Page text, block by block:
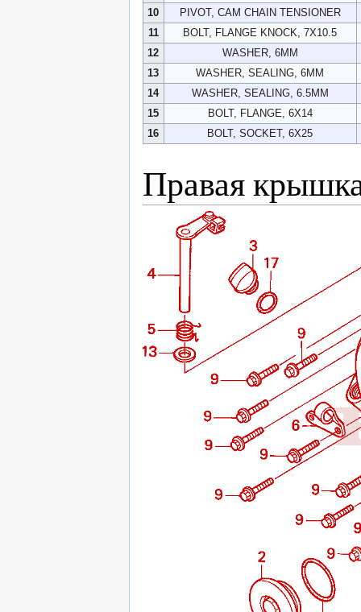
10
PIVOT, CAM CHAIN TENSIONER
11
BOLT, FLANGE KNOCK, 7X10.5
12
WASHER, 6MM
13
WASHER, SEALING, 6MM
14
WASHER, SEALING, 6.5MM
15
BOLT, FLANGE, 6X14
16
BOLT, SOCKET, 6X25
Правая